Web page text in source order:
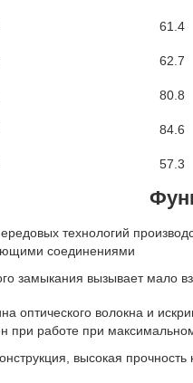
61.4
62.7
80.8
84.6
57.3
технологий
соединениями
замыкания вызывает мало
оптического волокна и
при работе при
высокая